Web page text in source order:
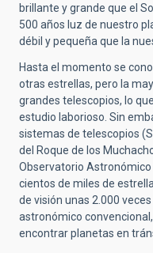
brillante y grande que el
500 años luz de nuestro
débil y pequeña que la
Hasta el momento se
otras estrellas, pero la
grandes telescopios, lo
estudio laborioso. Sin
sistemas de telescopios
del Roque de los
Observatorio
cientos de miles de
de visión unas 2.000
astronómico
encontrar planetas en